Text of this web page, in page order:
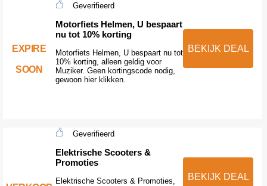
EXPIRE
SOON
Geverifieerd
Motorfiets Helmen, U bespaart
nu tot 10% korting
Motorfiets Helmen, U bespaart nu tot
10% korting, alleen geldig voor
Muziker. Geen kortingscode nodig,
gewoon hier klikken.
BEKIJK DEAL
Geverifieerd
Elektrische Scooters &
Promoties
Elektrische Scooters & Promoties,
BEKIJK DEAL